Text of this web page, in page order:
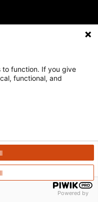
to function. If you give
functional, and
Powered by